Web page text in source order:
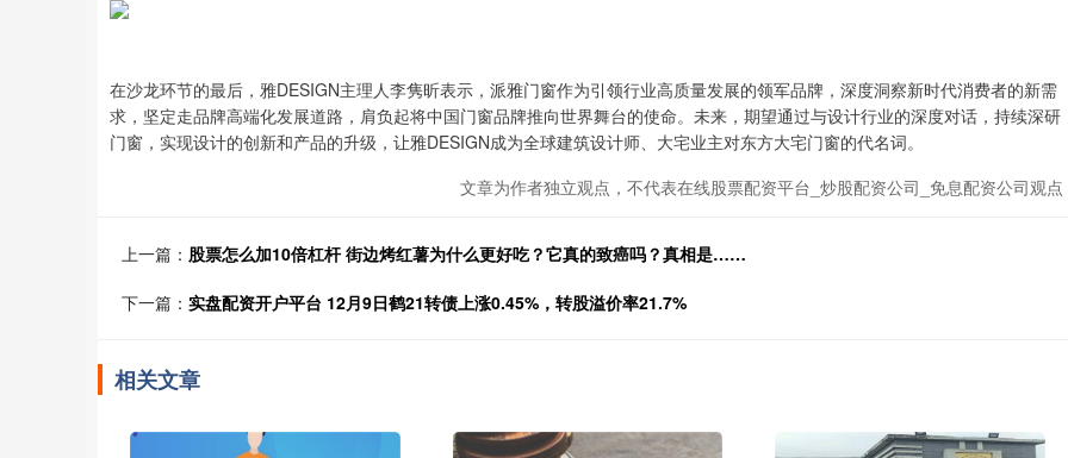
在沙龙环节的最后，雅DESIGN主理人李隽昕表示，派雅门窗作为引领行业高质量发展的领军品牌，深度洞察新时代消费者的新需
求，坚定走品牌高端化发展道路，肩负起将中国门窗品牌推向世界舞台的使命。未来，期望通过与设计行业的深度对话，持续深研
门窗，实现设计的创新和产品的升级，让雅DESIGN成为全球建筑设计师、大宅业主对东方大宅门窗的代名词。
文章为作者独立观点，不代表在线股票配资平台_炒股配资公司_免息配资公司观点
上一篇： 股票怎么加10倍杠杆 街边烤红薯为什么更好吃？它真的致癌吗？真相是……
下一篇： 实盘配资开户平台 12月9日鹤21转债上涨0.45%，转股溢价率21.7%
相关文章